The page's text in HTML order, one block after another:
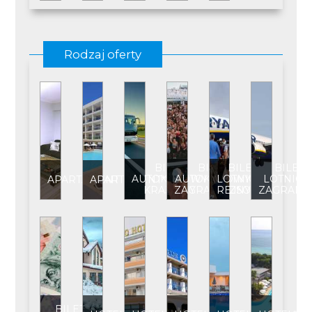
Rodzaj oferty
APARTAMENTAPARTAMENT****
BILET
AUTOKAROWY
KRAJOWY
BILET
AUTOKAROWY
ZAGRANICZNY
BILET
LOTNICZY
REJSOWY
BILET
BILET